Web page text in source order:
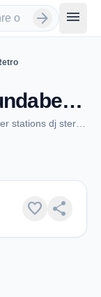
arrow_forward menu
Club Retro - Bundaberg, QLD
favorite share